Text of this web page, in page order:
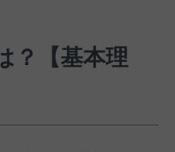
？【基本理